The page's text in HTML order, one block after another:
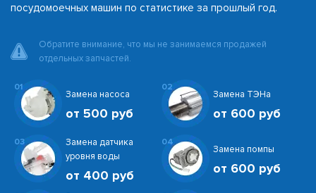
посудомоечных машин по статистике за прошлый год.
Обратите внимание, что мы не занимаемся продажей
отдельных запчастей.
01
Замена насоса
от 500 руб
02
Замена ТЭНа
от 600 руб
03
Замена датчика
уровня воды
от 400 руб
04
Замена помпы
от 600 руб